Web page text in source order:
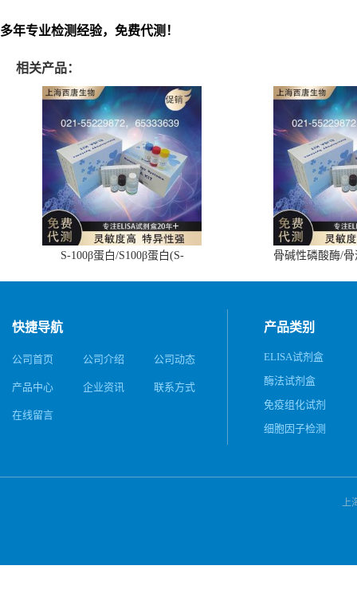
多年专业检测经验，免费代测！
相关产品：
S-100β蛋白/S100β蛋白(S-
骨碱性磷酸酶/
快捷导航
公司首页 公司介绍 公司动态
产品中心 企业资讯 联系方式
在线留言
产品类别
ELISA试剂盒
酶法试剂盒
免疫组化试剂
细胞因子检测
上